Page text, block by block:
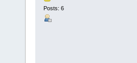
Posts: 6